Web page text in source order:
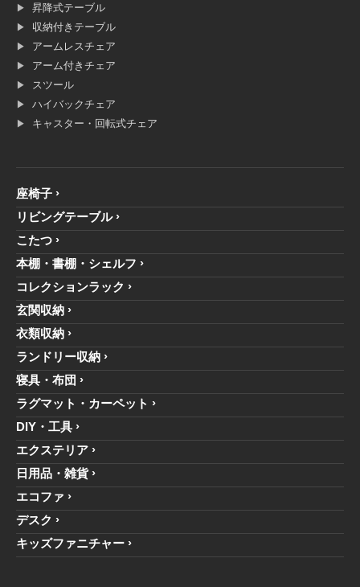
昇降式テーブル
収納付きテーブル
アームレスチェア
アーム付きチェア
スツール
ハイバックチェア
キャスター・回転式チェア
座椅子
リビングテーブル
こたつ
本棚・書棚・シェルフ
コレクションラック
玄関収納
衣類収納
ランドリー収納
寝具・布団
ラグマット・カーペット
DIY・工具
エクステリア
日用品・雑貨
エコファ
デスク
キッズファニチャー